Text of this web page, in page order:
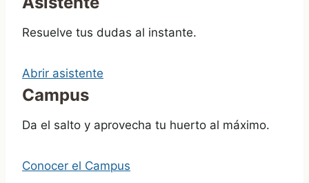
Resuelve tus dudas al instante.
Abrir asistente
Campus
Da el salto y aprovecha tu huerto al máximo.
Conocer el Campus